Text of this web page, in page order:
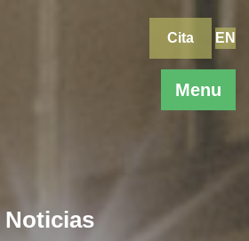
Menu
Cita EN
Noticias